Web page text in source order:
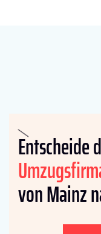
Entscheide
von Mainz